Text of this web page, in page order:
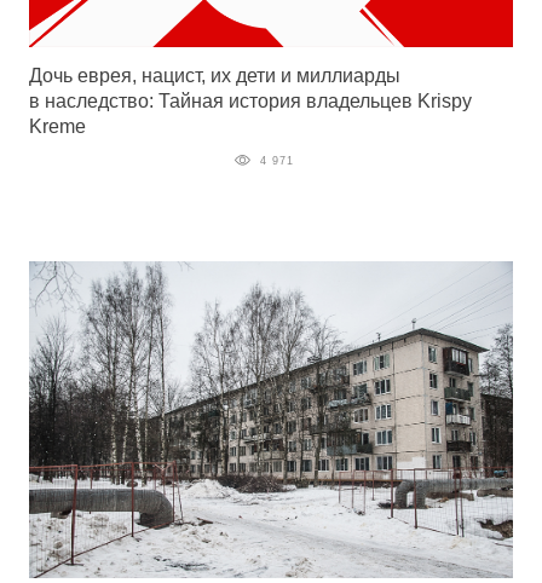
Дочь еврея, нацист, их дети и миллиарды
в наследство: Тайная история владельцев Krispy
Kreme
4 971